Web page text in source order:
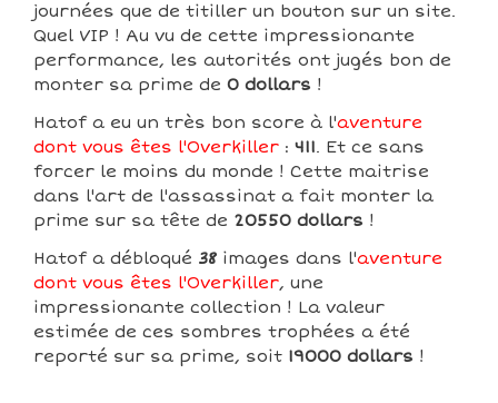
journées que de titiller un bouton sur un site.
Quel VIP ! Au vu de cette impressionante
performance, les autorités ont jugés bon de
monter sa prime de 0 dollars !
Hatof a eu un très bon score à l'aventure
dont vous êtes l'Overkiller : 411. Et ce sans
forcer le moins du monde ! Cette maitrise
dans l'art de l'assassinat a fait monter la
prime sur sa tête de 20550 dollars !
Hatof a débloqué 38 images dans l'aventure
dont vous êtes l'Overkiller, une
impressionante collection ! La valeur
estimée de ces sombres trophées a été
reporté sur sa prime, soit 19000 dollars !